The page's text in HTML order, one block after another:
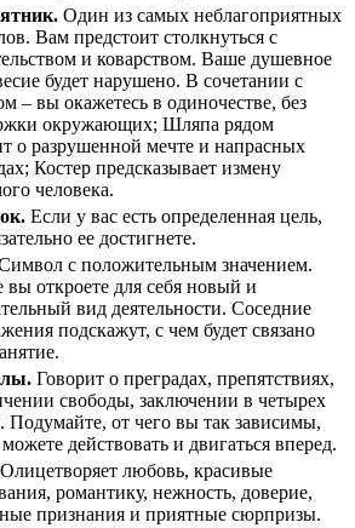
Один из самых неблагоприятных
Вам предстоит столкнуться с
и коварством. Ваше душевное
будет нарушено. В сочетании с
– вы окажетесь в одиночестве, без
окружающих; Шляпа рядом
о разрушенной мечте и напрасных
Костер предсказывает измену
человека.
Если у вас есть определенная цель,
ее достигнете.
с положительным значением.
вы откроете для себя новый и
вид деятельности. Соседние
подскажут, с чем будет связано
Говорит о преградах, препятствиях,
свободы, заключении в четырех
Подумайте, от чего вы так зависимы,
действовать и двигаться вперед.
Олицетворяет любовь, красивые
романтику, нежность, доверие,
признания и приятные сюрпризы.